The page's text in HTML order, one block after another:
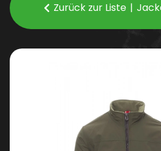
Zurück zur Liste